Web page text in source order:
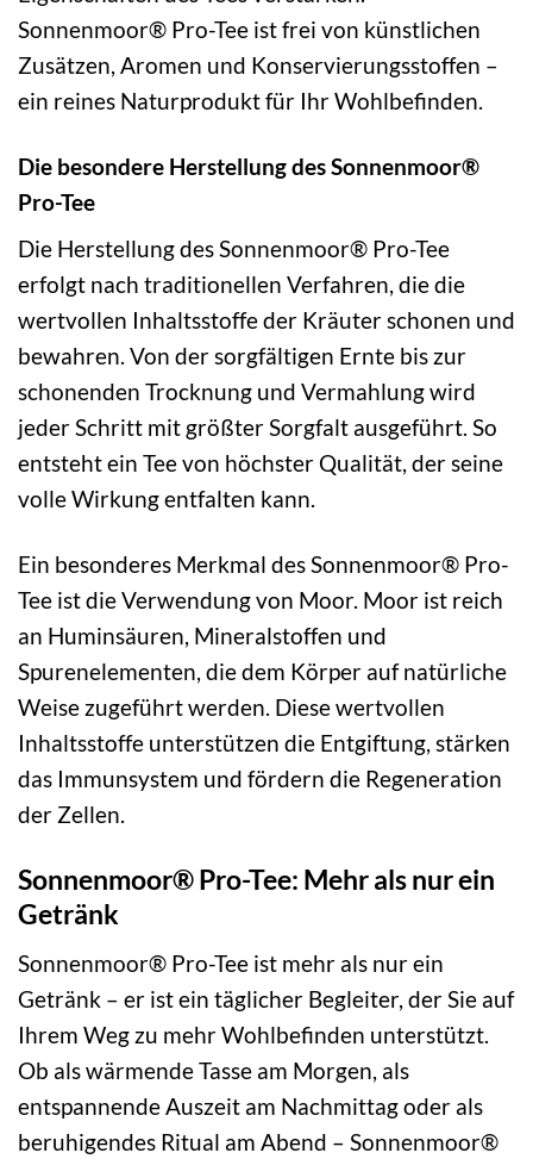
Sonnenmoor® Pro-Tee ist frei von künstlichen
Zusätzen, Aromen und Konservierungsstoffen –
ein reines Naturprodukt für Ihr Wohlbefinden.
Die besondere Herstellung des Sonnenmoor®
Pro-Tee
Die Herstellung des Sonnenmoor® Pro-Tee
erfolgt nach traditionellen Verfahren, die die
wertvollen Inhaltsstoffe der Kräuter schonen und
bewahren. Von der sorgfältigen Ernte bis zur
schonenden Trocknung und Vermahlung wird
jeder Schritt mit größter Sorgfalt ausgeführt. So
entsteht ein Tee von höchster Qualität, der seine
volle Wirkung entfalten kann.
Ein besonderes Merkmal des Sonnenmoor® Pro-
Tee ist die Verwendung von Moor. Moor ist reich
an Huminsäuren, Mineralstoffen und
Spurenelementen, die dem Körper auf natürliche
Weise zugeführt werden. Diese wertvollen
Inhaltsstoffe unterstützen die Entgiftung, stärken
das Immunsystem und fördern die Regeneration
der Zellen.
Sonnenmoor® Pro-Tee: Mehr als nur ein
Getränk
Sonnenmoor® Pro-Tee ist mehr als nur ein
Getränk – er ist ein täglicher Begleiter, der Sie auf
Ihrem Weg zu mehr Wohlbefinden unterstützt.
Ob als wärmende Tasse am Morgen, als
entspannende Auszeit am Nachmittag oder als
beruhigendes Ritual am Abend – Sonnenmoor®